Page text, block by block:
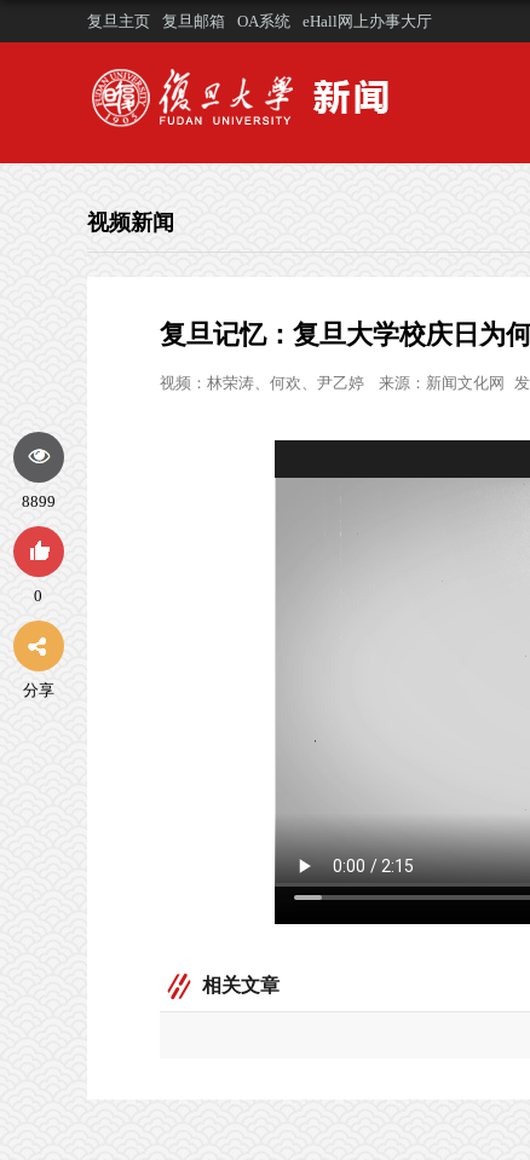
复旦主页 复旦邮箱 OA系统 eHall网上办事大厅
视频新闻
复旦记忆：复旦大学校庆日为
视频： 林荣涛、何欢、尹乙婷 来源： 新闻文化网
相关文章
8899
0
分享